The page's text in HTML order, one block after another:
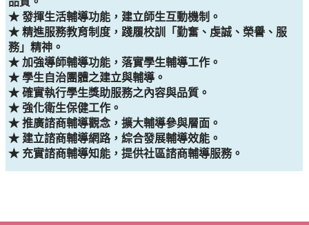
★ 發揮生活輔導功能，建立師生互動機制。
★ 精進服務教育制度，踐履校訓「勤奮、虔誠、榮譽、服
務」精神。
★ 加強導師輔導功能，落實學生輔導工作。
★ 學生自治團體之建立與輔導。
★ 確實執行學生獎助服務之內容與品質。
★ 強化衛生保健工作。
★ 推廣諮商輔導觀念，擴大輔導參與層面。
★ 建立諮商輔導網路，綜合發展輔導效能。
★ 充實諮商輔導知能，提供社區諮商輔導服務。